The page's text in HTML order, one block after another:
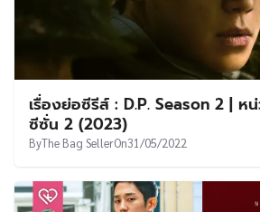
เรื่องย่อซีรีส์ : D.P. Season 2 | ห
ซีซั่น 2 (2023)
ByThe Bag SellerOn31/05/2022